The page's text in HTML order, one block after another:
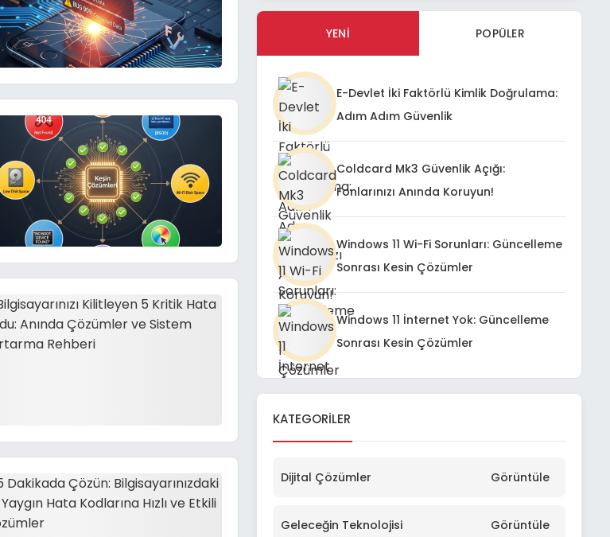
YENI POPÜLER
E-Devlet İki Faktörlü Kimlik Doğrulama:
Adım Adım Güvenlik
Coldcard Mk3 Güvenlik Açığı:
Fonlarınızı Anında Koruyun!
Windows 11 Wi-Fi Sorunları: Güncelleme
Sonrası Kesin Çözümler
Windows 11 İnternet Yok: Güncelleme
Sonrası Kesin Çözümler
KATEGORILER
Dijital Çözümler Görüntüle
Geleceğin Teknolojisi Görüntüle